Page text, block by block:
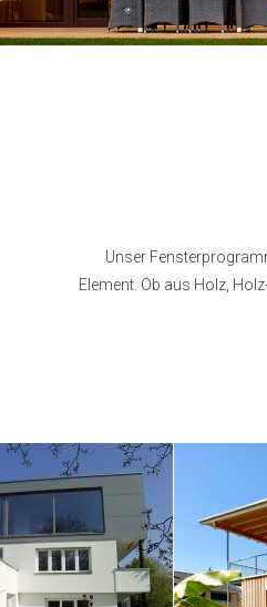
Unser
Element. Ob aus Holz,